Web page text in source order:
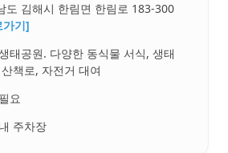
도 김해시 한림면 한림로 183-300
가기]
태공원. 다양한 동식물 서식, 생태
책로, 자전거 대여
요
주차장